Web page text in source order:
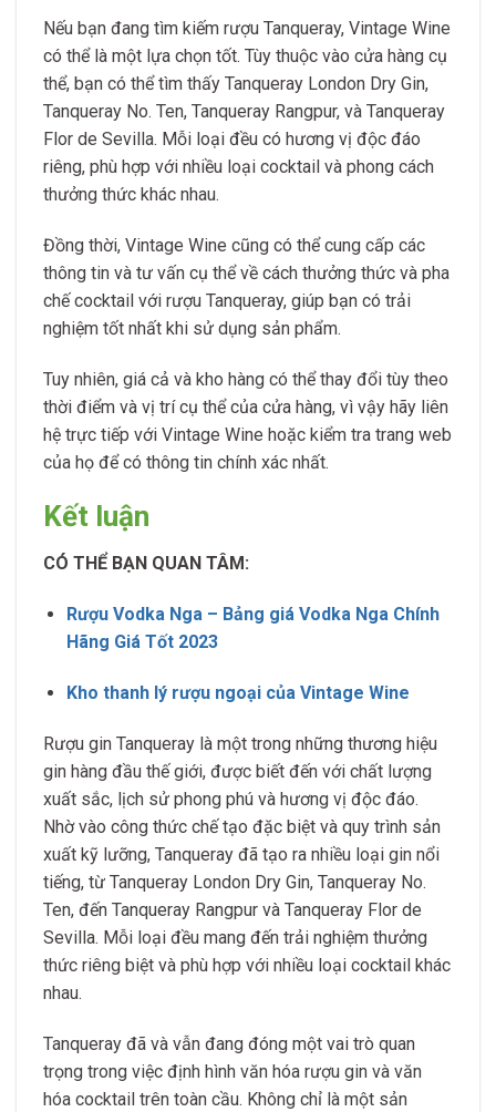
Nếu bạn đang tìm kiếm rượu Tanqueray, Vintage Wine
có thể là một lựa chọn tốt. Tùy thuộc vào cửa hàng cụ
thể, bạn có thể tìm thấy Tanqueray London Dry Gin,
Tanqueray No. Ten, Tanqueray Rangpur, và Tanqueray
Flor de Sevilla. Mỗi loại đều có hương vị độc đáo
riêng, phù hợp với nhiều loại cocktail và phong cách
thưởng thức khác nhau.
Đồng thời, Vintage Wine cũng có thể cung cấp các
thông tin và tư vấn cụ thể về cách thưởng thức và pha
chế cocktail với rượu Tanqueray, giúp bạn có trải
nghiệm tốt nhất khi sử dụng sản phẩm.
Tuy nhiên, giá cả và kho hàng có thể thay đổi tùy theo
thời điểm và vị trí cụ thể của cửa hàng, vì vậy hãy liên
hệ trực tiếp với Vintage Wine hoặc kiểm tra trang web
của họ để có thông tin chính xác nhất.
Kết luận
CÓ THỂ BẠN QUAN TÂM:
Rượu Vodka Nga – Bảng giá Vodka Nga Chính
Hãng Giá Tốt 2023
Kho thanh lý rượu ngoại của Vintage Wine
Rượu gin Tanqueray là một trong những thương hiệu
gin hàng đầu thế giới, được biết đến với chất lượng
xuất sắc, lịch sử phong phú và hương vị độc đáo.
Nhờ vào công thức chế tạo đặc biệt và quy trình sản
xuất kỹ lưỡng, Tanqueray đã tạo ra nhiều loại gin nổi
tiếng, từ Tanqueray London Dry Gin, Tanqueray No.
Ten, đến Tanqueray Rangpur và Tanqueray Flor de
Sevilla. Mỗi loại đều mang đến trải nghiệm thưởng
thức riêng biệt và phù hợp với nhiều loại cocktail khác
nhau.
Tanqueray đã và vẫn đang đóng một vai trò quan
trọng trong việc định hình văn hóa rượu gin và văn
hóa cocktail trên toàn cầu. Không chỉ là một sản